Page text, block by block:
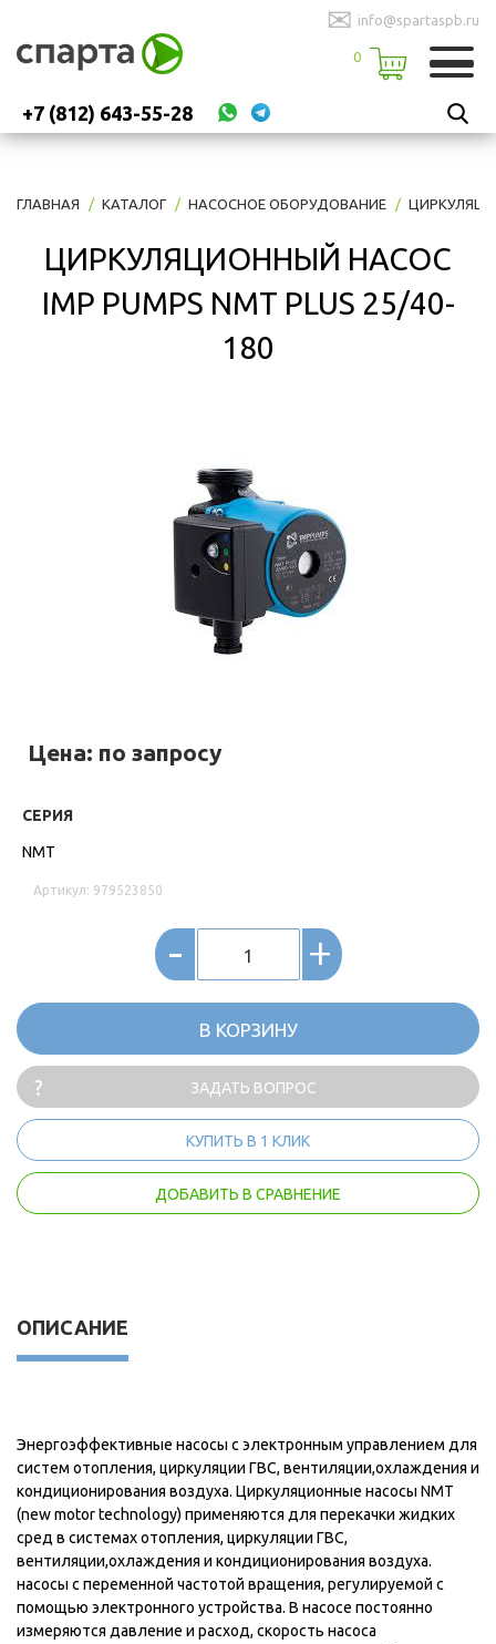
✉ info@spartaspb.ru
0
+7 (812) 643-55-28
ГЛАВНАЯ КАТАЛОГ НАСОСНОЕ ОБОРУДОВАНИЕ
ЦИРКУЛЯЦИОННЫЙ НАСОС
IMP PUMPS NMT PLUS 25/40-
180
Цена: по запросу
СЕРИЯ
NMT
Артикул: 979523850
- +
В КОРЗИНУ
ЗАДАТЬ ВОПРОС
КУПИТЬ В 1 КЛИК
ДОБАВИТЬ В СРАВНЕНИЕ
ОПИСАНИЕ
Энергоэффективные насосы с электронным управлением для
систем отопления, циркуляции ГВС, вентиляции,охлаждения и
кондиционирования воздуха. Циркуляционные насосы NMT
(new motor technology) применяются для перекачки жидких
сред в системах отопления, циркуляции ГВС,
вентиляции,охлаждения и кондиционирования воздуха.
насосы с переменной частотой вращения, регулируемой с
помощью электронного устройства. В насосе постоянно
измеряются давление и расход, скорость насоса